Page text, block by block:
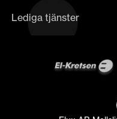
Lediga tjänster